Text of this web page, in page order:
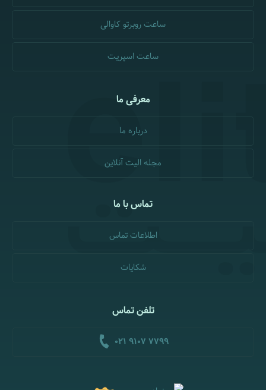
ساعت روبرتو کاوالی
ساعت اسپریت
معرفی ما
درباره ما
مجله الیت آنلاین
تماس با ما
اطلاعات تماس
شکایات
تلفن تماس
021 9107 7799